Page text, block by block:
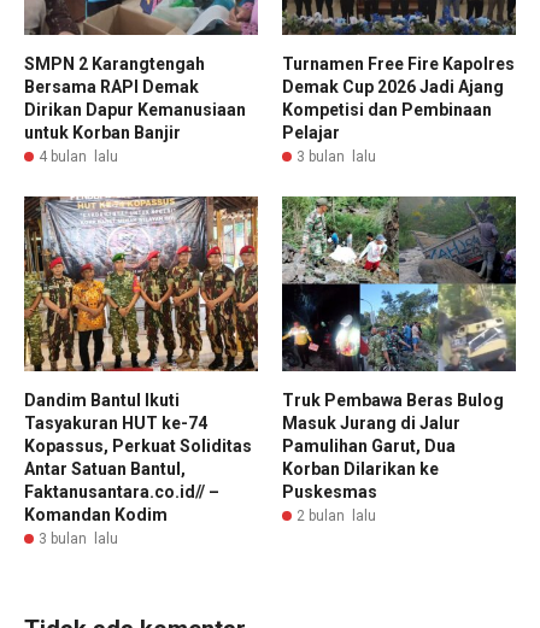
SMPN 2 Karangtengah
Bersama RAPI Demak
Dirikan Dapur Kemanusiaan
untuk Korban Banjir
4 bulan lalu
Turnamen Free Fire Kapolres
Demak Cup 2026 Jadi Ajang
Kompetisi dan Pembinaan
Pelajar
3 bulan lalu
Dandim Bantul Ikuti
Tasyakuran HUT ke-74
Kopassus, Perkuat Soliditas
Antar Satuan Bantul,
Faktanusantara.co.id// –
Komandan Kodim
3 bulan lalu
Truk Pembawa Beras Bulog
Masuk Jurang di Jalur
Pamulihan Garut, Dua
Korban Dilarikan ke
Puskesmas
2 bulan lalu